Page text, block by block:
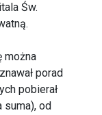
Św.
można
porad
pobierał
suma), od